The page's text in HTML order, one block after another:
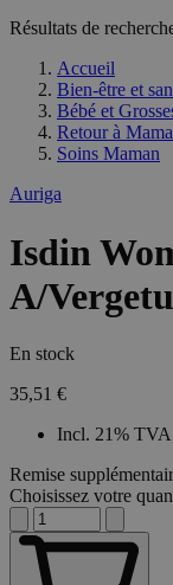
Résultats de
Accueil
Bien-être et
Bébé et
Retour à
Soins Maman
Auriga
Isdin
A/
En stock
35,51 €
Incl. 21% TVA
Remise
Choisissez votre